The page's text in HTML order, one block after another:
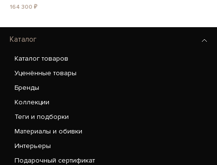
164 300 ₽
Каталог
Каталог товаров
Уценённые товары
Бренды
Коллекции
Теги и подборки
Материалы и обивки
Интерьеры
Подарочный сертификат